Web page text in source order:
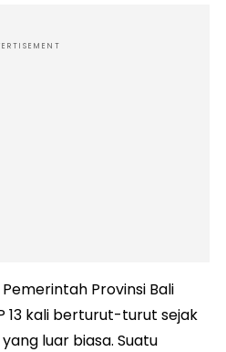
Provinsi Bali
13 kali berturut-turut sejak
luar biasa. Suatu